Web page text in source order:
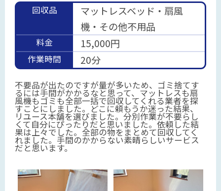
回収品
マットレスベッド・扇風
機・その他不用品
料金 15,000円
作業時間 20分
不要品が出たのですが量が多いため、ゴミ捨てす
るには手間がかかるなと思って、マットレスも扇
風機もゴミも全部一括で回収してくれる業者を探
すことにしました。どこに頼もうか迷った結果、
リユース本舗を選びました。分別作業が不要らし
くて自分にぴったりだと思いました。依頼した結
果は上々でした。全部の物をまとめて回収してく
れました。手間のかからない素晴らしいサービス
だと思います。